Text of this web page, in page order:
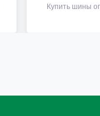
Купить шины